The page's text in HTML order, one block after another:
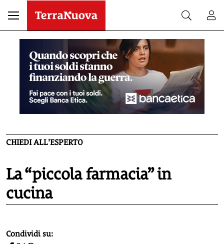
CHIEDI ALL'ESPERTO
La “piccola farmacia” in
cucina
homepage h2
Condividi su: